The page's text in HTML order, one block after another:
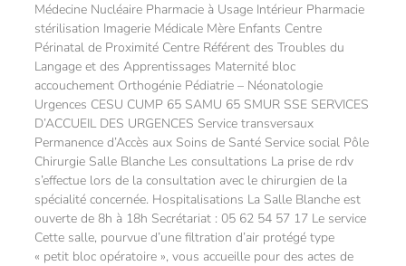
Médecine Nucléaire Pharmacie à Usage Intérieur Pharmacie
stérilisation Imagerie Médicale Mère Enfants Centre
Périnatal de Proximité Centre Référent des Troubles du
Langage et des Apprentissages Maternité bloc
accouchement Orthogénie Pédiatrie – Néonatologie
Urgences CESU CUMP 65 SAMU 65 SMUR SSE SERVICES
D’ACCUEIL DES URGENCES Service transversaux
Permanence d’Accès aux Soins de Santé Service social Pôle
Chirurgie Salle Blanche Les consultations La prise de rdv
s’effectue lors de la consultation avec le chirurgien de la
spécialité concernée. Hospitalisations La Salle Blanche est
ouverte de 8h à 18h Secrétariat : 05 62 54 57 17 Le service
Cette salle, pourvue d’une filtration d’air protégé type
« petit bloc opératoire », vous accueille pour des actes de